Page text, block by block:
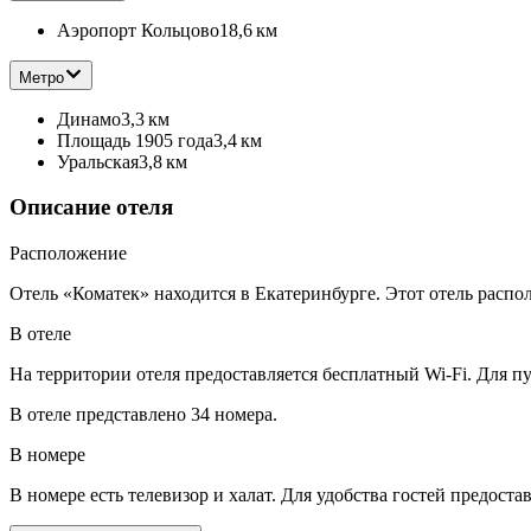
Аэропорт Кольцово18,6 км
Метро
Динамо3,3 км
Площадь 1905 года3,4 км
Уральская3,8 км
Описание отеля
Расположение
Отель «Коматек» находится в Екатеринбурге. Этот отель
В отеле
На территории отеля предоставляется бесплатный Wi-Fi. Для
В отеле представлено 34 номера.
В номере
В номере есть телевизор и халат. Для удобства гостей